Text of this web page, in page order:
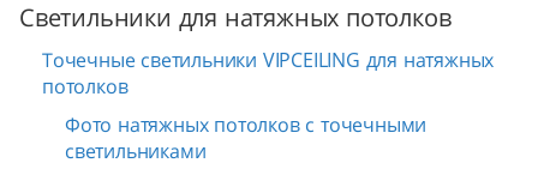
Светильники для натяжных потолков
Точечные светильники VIPCEILING для натяжных
потолков
Фото натяжных потолков с точечными
светильниками